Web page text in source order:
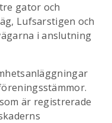
gator och
Lufsarstigen och
i anslutning
är registrerade